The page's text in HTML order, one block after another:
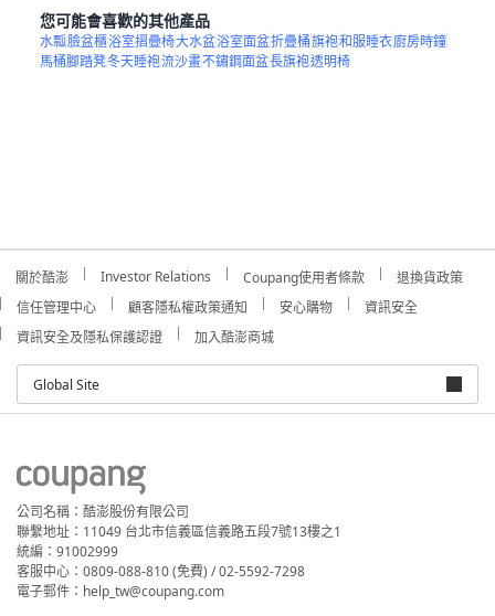
您可能會喜歡的其他產品
水瓢臉盆櫃浴室摺疊椅大水盆浴室面盆折疊桶旗袍和服睡衣廚房時鐘
馬桶腳踏凳冬天睡袍流沙畫不鏽鋼面盆長旗袍透明椅
關於酷澎 Investor Relations Coupang使用者條款
退換貨政策
信任管理中心
顧客隱私權政策通知 安心購物
資訊安全
資訊安全及隱私保護認證
加入酷澎商城
Global Site
公司名稱：酷澎股份有限公司
聯繫地址：11049 台北市信義區信義路五段7號13樓之1
統編：91002999
客服中心：0809-088-810 (免費) / 02-5592-7298
電子郵件：help_tw@coupang.com